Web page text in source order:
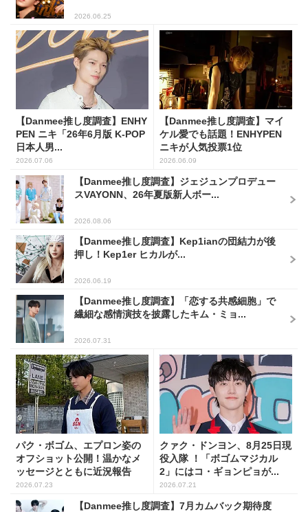
2026.06.25
【Danmee推し度調査】ENHY
PEN ニキ「26年6月版 K-POP
日本人男...
2026.07.06
【Danmee推し度調査】マイ
ケル愛でも話題！ENHYPEN
ニキが人気投票1位
2026.06.09
【Danmee推し度調査】ジェジュンプロデュー
スVAYONN、26年夏版新人ボー...
2026.08.06
【Danmee推し度調査】Kep1ianの団結力が後
押し！Kep1er ヒカルが...
2026.06.19
【Danmee推し度調査】「恋する共感細胞」で
繊細な感情演技を披露したキム・ミョ...
2026.07.31
パク・ボゴム、エプロン姿の
オフショット公開！温かなメ
ッセージとともに近況報告
2026.07.23
クァク・ドンヨン、8月25日現
役入隊 ！「ボゴムマジカル
2」にはコ・ギョンピョが...
2026.07.21
【Danmee推し度調査】7月カムバック期待度